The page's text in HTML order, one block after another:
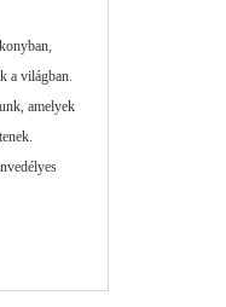
a világban.
amelyek